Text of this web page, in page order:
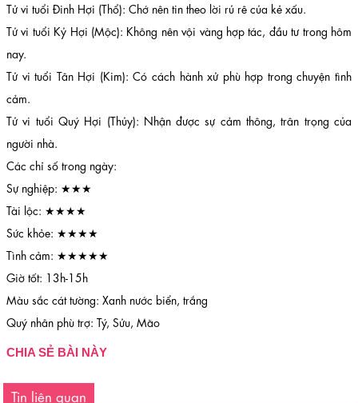
Tử vi tuổi Đinh Hợi (Thổ): Chớ nên tin theo lời rủ rê của kẻ xấu.
Tử vi tuổi Kỷ Hợi (Mộc): Không nên vội vàng hợp tác, đầu tư trong hôm
nay.
Tử vi tuổi Tân Hợi (Kim): Có cách hành xử phù hợp trong chuyện tình
cảm.
Tử vi tuổi Quý Hợi (Thủy): Nhận được sự cảm thông, trân trọng của
người nhà.
Các chỉ số trong ngày:
Sự nghiệp: ★★★
Tài lộc: ★★★★
Sức khỏe: ★★★★
Tình cảm: ★★★★★
Giờ tốt: 13h-15h
Màu sắc cát tường: Xanh nước biển, trắng
Quý nhân phù trợ: Tý, Sửu, Mão
CHIA SẺ BÀI NÀY
Tin liên quan